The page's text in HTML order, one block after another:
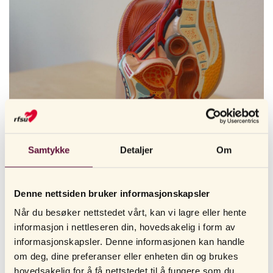
Samtykke Detaljer Om
Denne nettsiden bruker informasjonskapsler
Når du besøker nettstedet vårt, kan vi lagre eller hente
informasjon i nettleseren din, hovedsakelig i form av
informasjonskapsler. Denne informasjonen kan handle
om deg, dine preferanser eller enheten din og brukes
hovedsakelig for å få nettstedet til å fungere som du
VANLIGE ÅRSAKER TIL EREKTIL DYSFUNKSJON
fleste er det et problem med blodårene som ligger bak
vanskelighetene med å få ereksjon.
– Det er samme type komplikasjon som kan føre til
hjerteproblemer. For at man skal kunne få ereksjon, kreves det at
man kan øke blodtilførselen til penis med mellom 60 og 100